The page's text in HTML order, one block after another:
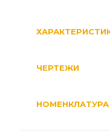
ЧЕРТЕЖИ
НОМЕНКЛАТУРА